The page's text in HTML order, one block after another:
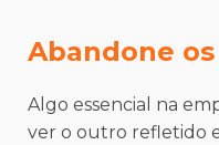
Abandone
Algo essencial na
ver o outro refletido